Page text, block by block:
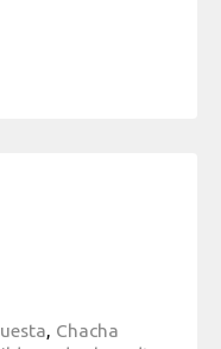
, Chacha